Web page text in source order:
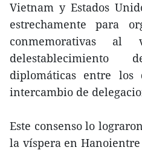
Vietnam y Estados
estrechamente para
conmemorativas al
diplomáticas entre los
intercambio de
Este consenso lo
la víspera en